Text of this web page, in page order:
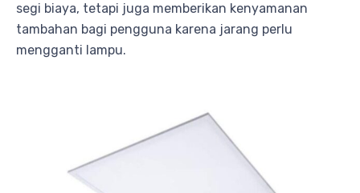
segi biaya, tetapi juga memberikan kenyamanan
tambahan bagi pengguna karena jarang perlu
mengganti lampu.